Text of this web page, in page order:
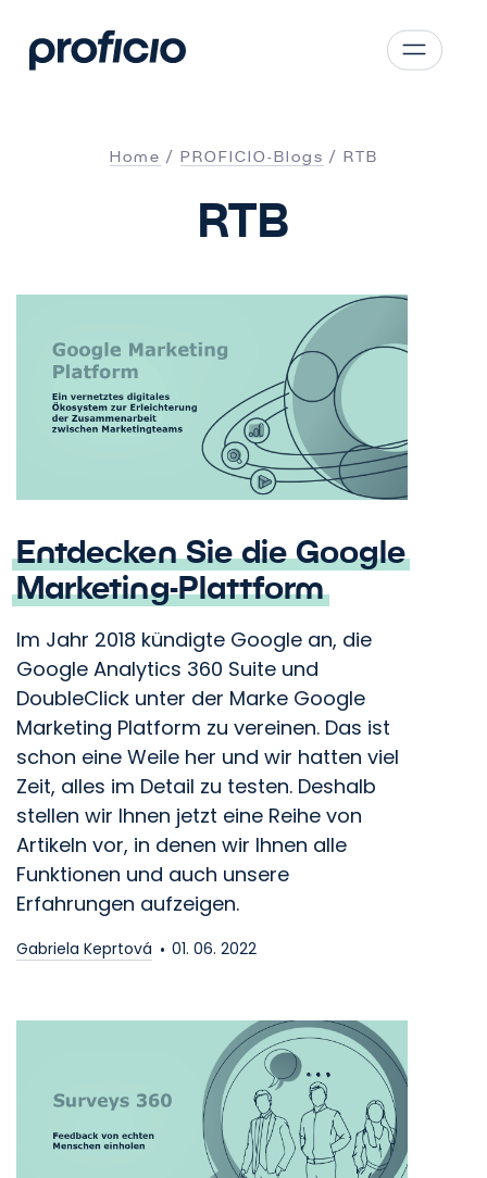
Home PROFICIO-Blogs RTB
RTB
Entdecken Sie die Google
Marketing-Plattform
Im Jahr 2018 kündigte Google an, die
Google Analytics 360 Suite und
DoubleClick unter der Marke Google
Marketing Platform zu vereinen. Das ist
schon eine Weile her und wir hatten viel
Zeit, alles im Detail zu testen. Deshalb
stellen wir Ihnen jetzt eine Reihe von
Artikeln vor, in denen wir Ihnen alle
Funktionen und auch unsere
Erfahrungen aufzeigen.
Gabriela Keprtová 01. 06. 2022